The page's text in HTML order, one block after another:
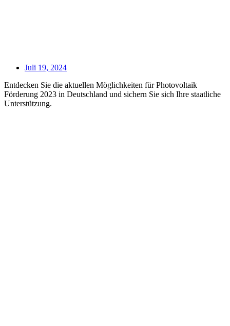
Juli 19, 2024
Entdecken Sie die aktuellen Möglichkeiten für Photovoltaik
Förderung 2023 in Deutschland und sichern Sie sich Ihre staatliche
Unterstützung.